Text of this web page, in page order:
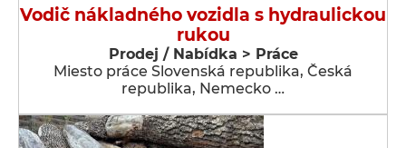
Vodič nákladného vozidla s hydraulickou
rukou
Prodej / Nabídka > Práce
Miesto práce Slovenská republika, Česká
republika, Nemecko …